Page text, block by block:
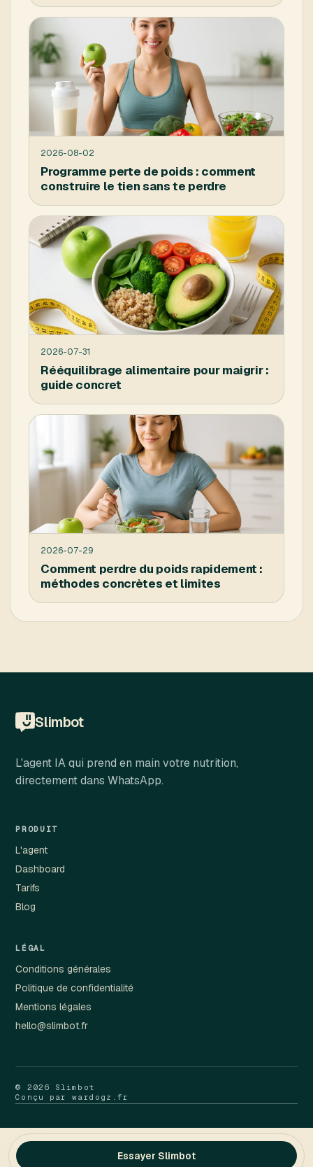
2026-08-02
Programme perte de poids : comment
construire le tien sans te perdre
2026-07-31
Rééquilibrage alimentaire pour maigrir :
guide concret
2026-07-29
Comment perdre du poids rapidement :
méthodes concrètes et limites
Slimbot
L'agent IA qui prend en main votre nutrition,
directement dans WhatsApp.
PRODUIT
L'agent
Dashboard
Tarifs
Blog
LÉGAL
Conditions générales
Politique de confidentialité
Mentions légales
hello@slimbot.fr
© 2026 Slimbot
Conçu par wardogz.fr
Essayer Slimbot